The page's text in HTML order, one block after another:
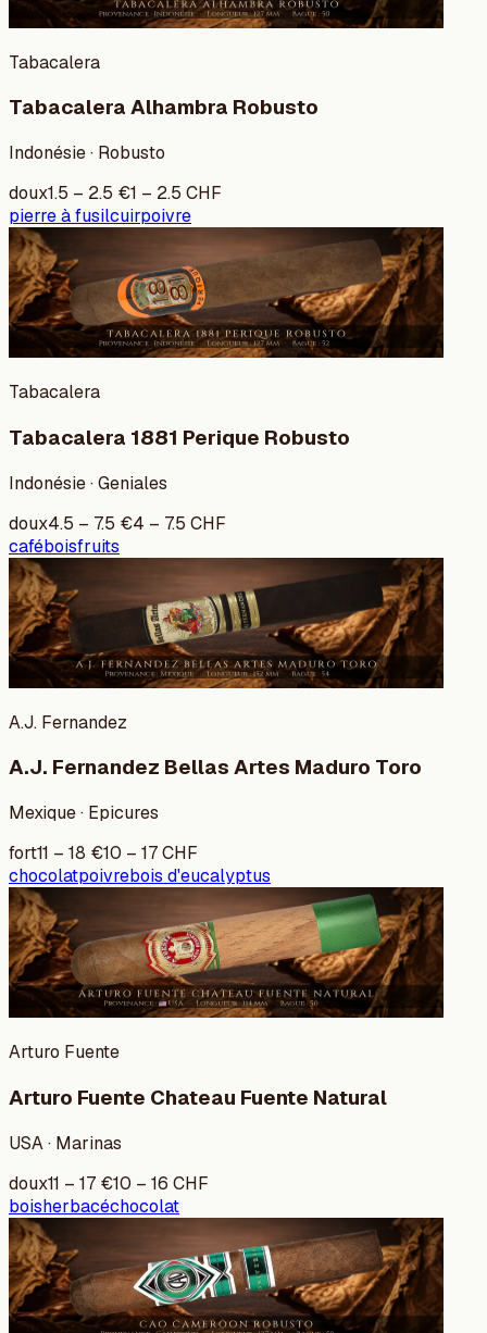
Tabacalera
Tabacalera Alhambra Robusto
Indonésie · Robusto
doux1.5 – 2.5 €1 – 2.5 CHF
pierre à fusilcuirpoivre
Tabacalera
Tabacalera 1881 Perique Robusto
Indonésie · Geniales
doux4.5 – 7.5 €4 – 7.5 CHF
caféboisfruits
A.J. Fernandez
A.J. Fernandez Bellas Artes Maduro Toro
Mexique · Epicures
fort11 – 18 €10 – 17CHF
chocolatpoivrebois d'eucalyptus
Arturo Fuente
Arturo Fuente Chateau Fuente Natural
USA · Marinas
doux11 – 17 €10 – 16 CHF
boisherbacéchocolat